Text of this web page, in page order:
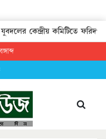
কেন্দ্রীয় কমিটিতে